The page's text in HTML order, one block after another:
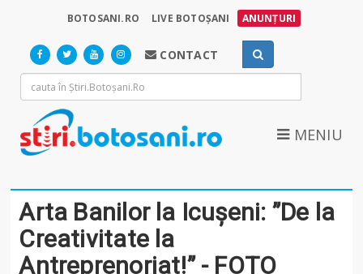
BOTOSANI.RO LIVE BOTOȘANI ANUNȚURI
CONTACT
MENIU
Arta Banilor la Icușeni: ”De la
Creativitate la
Antreprenoriat!” - FOTO